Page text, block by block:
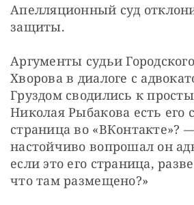
Апелляционный суд
защиты.
Аргументы судьи
Хворова в диалоге с
Груздом сводились к
Николая Рыбакова есть его
страница во «ВКонтакте»?
настойчиво вопрошал он
если это его страница,
что там размещено?»